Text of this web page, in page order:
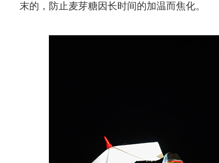
末的，防止麦芽糖因长时间的加温而焦化。